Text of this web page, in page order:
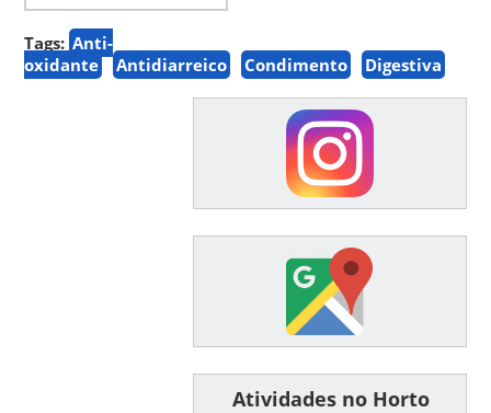
Tags: Anti-
oxidante
Antidiarreico Condimento Digestiva
͏ ͏ ͏ ͏ ͏ ͏Atividades no Horto